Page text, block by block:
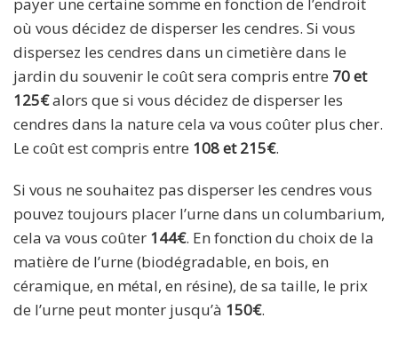
où vous décidez de disperser les cendres. Si vous
dispersez les cendres dans un cimetière dans le
jardin du souvenir le coût sera compris entre 70 et
125€alors que si vous décidez de disperser les
cendres dans la nature cela va vous coûter plus cher.
Le coût est compris entre 108 et 215€.
Si vous ne souhaitez pas disperser les cendres vous
pouvez toujours placer l’urne dans un columbarium,
cela va vous coûter 144€. En fonction du choix de la
matière de l’urne (biodégradable, en bois, en
céramique, en métal, en résine), de sa taille, le prix
de l’urne peut monter jusqu’à 150€.